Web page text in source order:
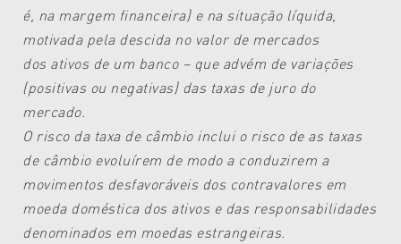
é, na margem financeira) e na situação líquida,
motivada pela descida no valor de mercados
dos ativos de um banco – que advém de variações
(positivas ou negativas) das taxas de juro do
mercado.
O risco da taxa de câmbio inclui o risco de as taxas
de câmbio evoluírem de modo a conduzirem a
movimentos desfavoráveis dos contravalores em
moeda doméstica dos ativos e das responsabilidades
denominados em moedas estrangeiras.